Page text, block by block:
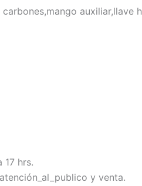
auxiliar,llave
17 hrs.
y venta.